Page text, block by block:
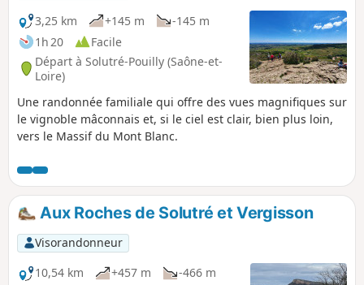
3,25 km
+145 m
-145 m
1h 20
Facile
Départ à Solutré-Pouilly (Saône-et-
Loire)
Une randonnée familiale qui offre des vues magnifiques sur
le vignoble mâconnais et, si le ciel est clair, bien plus loin,
vers le Massif du Mont Blanc.
Aux Roches de Solutré et Vergisson
Visorandonneur
10,54 km
+457 m
-466 m